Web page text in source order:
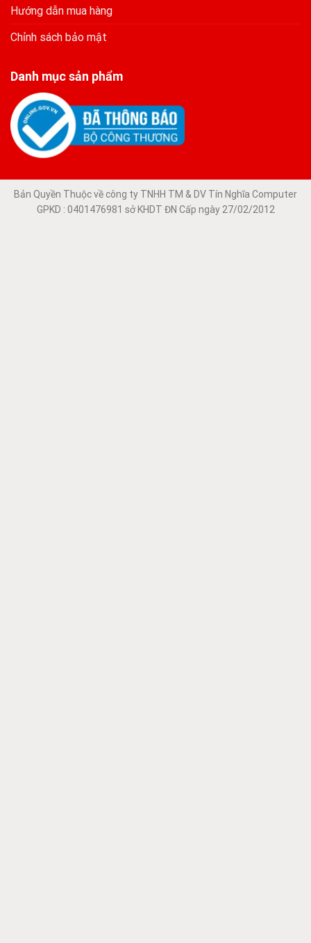
Hướng dẫn mua hàng
Chỉnh sách bảo mật
Danh mục sản phẩm
Bản Quyền Thuộc về công ty TNHH TM & DV Tín Nghĩa Computer
GPKD : 0401476981 sở KHDT ĐN Cấp ngày 27/02/2012